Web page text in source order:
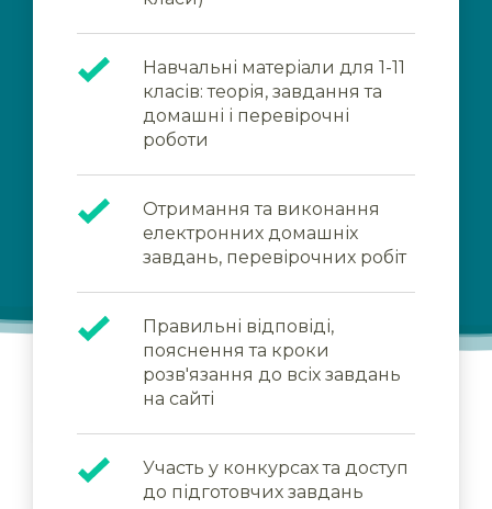
Навчальні матеріали для 1-11
класів: теорія, завдання та
домашні і перевірочні
роботи
Отримання та виконання
електронних домашніх
завдань, перевірочних робіт
Правильні відповіді,
пояснення та кроки
розв'язання до всіх завдань
на сайті
Участь у конкурсах та доступ
до підготовчих завдань